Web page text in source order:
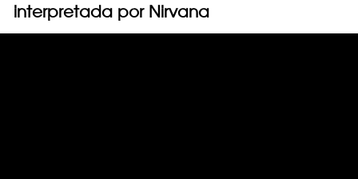
interpretada por Nirvana